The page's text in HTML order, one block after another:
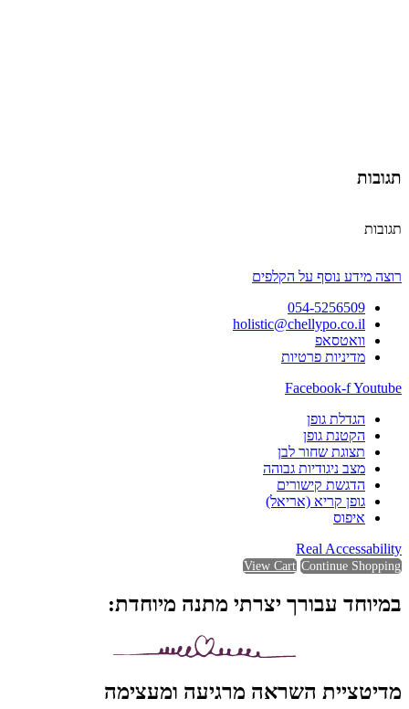
תגובות
תגובות
רוצה מידע נוסף על הקלפים
054-5256509
holistic@chellypo.co.il
וואטסאפ
מדיניות פרטיות
Facebook-fYoutube
הגדלת גופן
הקטנת גופן
תצוגת שחור לבן
מצב ניגודיות גבוהה
הדגשת קישורים
גופן קריא (אריאל)
איפוס
Real Accessability
View Cart Continue Shopping
במיוחד עבורך יצרתי מתנה מיוחדת:
מדיטציית השראה מרגיעה ומעצימה